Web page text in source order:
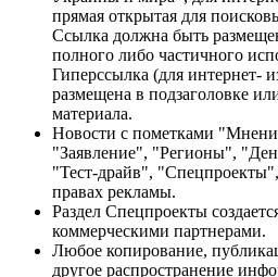
прямая открытая для
Ссылка должна быть
полного либо частичного
Гиперссылка (для интернет-
размещена в подзаголовке
материала.
Новости с пометками
"Заявление", "Регионы",
"Тест-драйв",
правах рекламы.
Раздел Спецпроекты
коммерческими партнерами.
Любое копирование,
другое распространение